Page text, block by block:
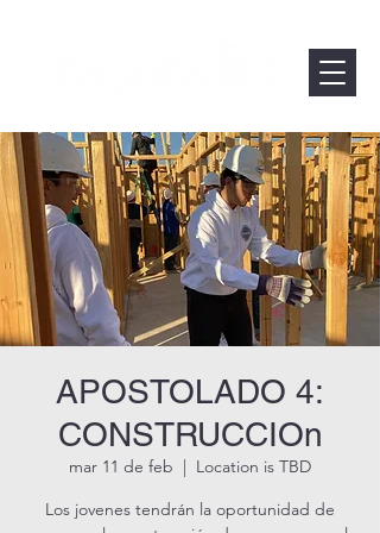
APOSTOLADO 4:
CONSTRUCCIOn
mar 11 de feb
  |
Location is TBD
Los jovenes tendrán la oportunidad de